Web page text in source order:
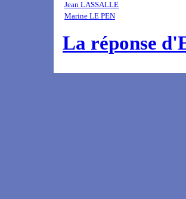
Jean LASSALLE
Marine LE PEN
La réponse